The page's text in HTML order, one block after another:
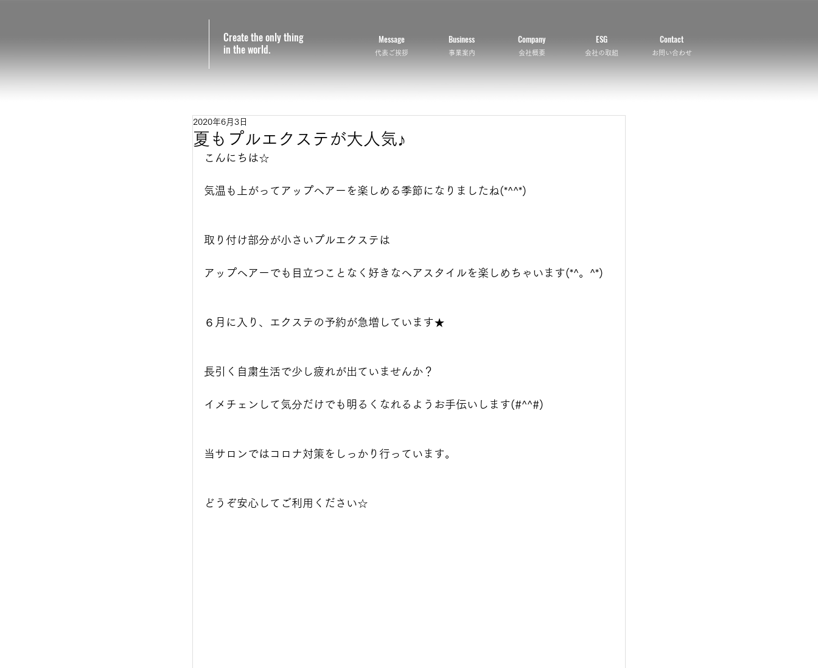
Create the only thing
in the world.
Message Business Company ESG Contact
代表ご挨拶 事業案内 会社概要 会社の取組 お問い合わせ
夏もプルエクステが大人気♪
2020年6月3日
こんにちは☆
気温も上がってアップヘアーを楽しめる季節になりましたね(*^^*)
取り付け部分が小さいプルエクステは
アップヘアーでも目立つことなく好きなヘアスタイルを楽しめちゃいます(*^。^*)
６月に入り、エクステの予約が急増しています★
長引く自粛生活で少し疲れが出ていませんか？
イメチェンして気分だけでも明るくなれるようお手伝いします(#^^#)
当サロンではコロナ対策をしっかり行っています。
どうぞ安心してご利用ください☆